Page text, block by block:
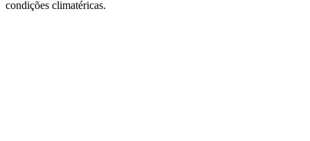
condições climatéricas.